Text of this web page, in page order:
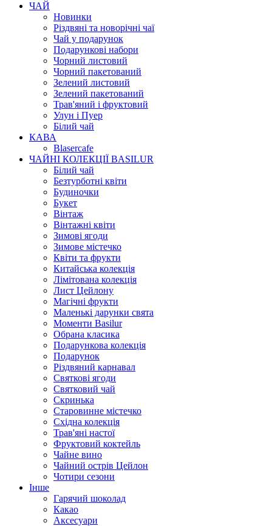
ЧАЙ
Новинки
Різдвяні та новорічні чаї
Чай у подарунок
Подарункові набори
Чорний листовий
Чорний пакетований
Зелений листовий
Зелений пакетований
Трав'яний і фруктовий
Улун і Пуер
Білий чай
КАВА
Blasercafe
ЧАЙНІ КОЛЕКЦІЇ BASILUR
Білий чай
Безтурботні квіти
Будиночки
Букет
Вінтаж
Вінтажні квіти
Зимові ягоди
Зимове містечко
Квіти та фрукти
Китайська колекція
Лімітована колекція
Лист Цейлону
Магічні фрукти
Маленькі дарунки свята
Моменти Basilur
Обрана класика
Подарункова колекція
Подарунок
Різдвяний карнавал
Святкові ягоди
Святковий чай
Скринька
Старовинне містечко
Східна колекція
Трав'яні настої
Фруктовий коктейль
Чайне вино
Чайний острів Цейлон
Чотири сезони
Інше
Гарячий шоколад
Какао
Аксесуари